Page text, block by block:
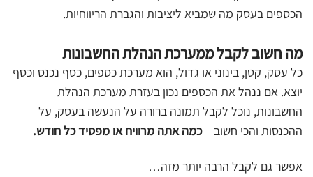
הכספים בעסק מה שמביא ליציבות והגברת הריווחיות.
מה חשוב לקבל ממערכת הנהלת החשבונות
כל עסק, קטן, בינוני או גדול, הוא מערכת כספים, כסף נכנס וכסף
יוצא. אם ננהל את הכספים נכון בעזרת מערכת הנהלת
החשבונות, נוכל לקבל תמונה ברורה על הנעשה בעסק, על
ההכנסות והכי חשוב –כמה אתה מרוויח או מפסיד כל חודש.
אפשר גם לקבל הרבה יותר מזה…